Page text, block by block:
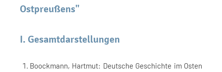
Ostpreußens"
I. Gesamtdarstellungen
Boockmann, Hartmut: Deutsche Geschichte im Osten